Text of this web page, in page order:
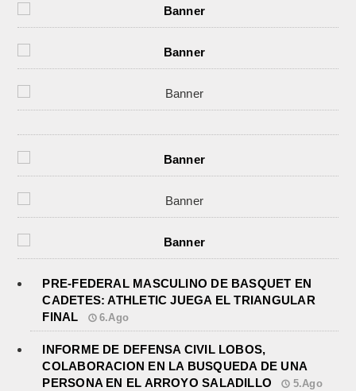
PRE-FEDERAL MASCULINO DE BASQUET EN
CADETES: ATHLETIC JUEGA EL TRIANGULAR
FINAL
6.Ago
INFORME DE DEFENSA CIVIL LOBOS,
COLABORACION EN LA BUSQUEDA DE UNA
PERSONA EN EL ARROYO SALADILLO
5.Ago